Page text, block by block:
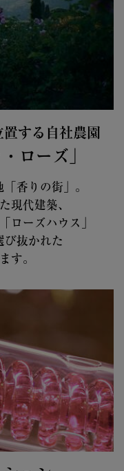
する自社農園
ローズ」
香りの街」。
現代建築、
ローズハウス」
び抜かれた
す。